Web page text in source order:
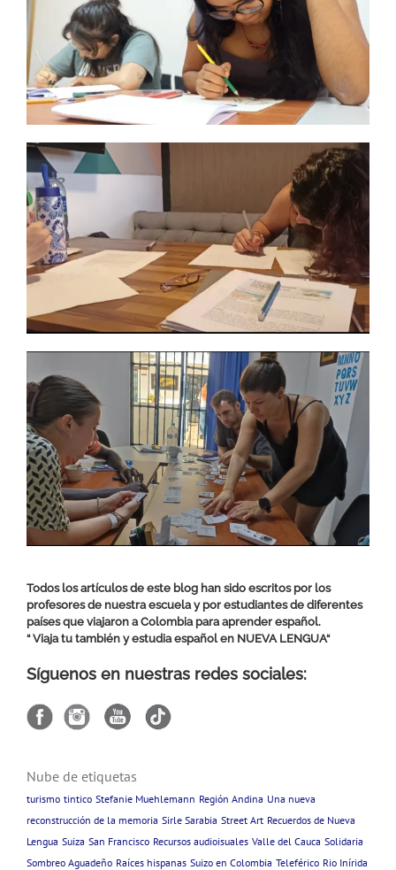
Todos los artículos de este blog han sido escritos por los
profesores de nuestra escuela y por estudiantes de diferentes
países que viajaron a Colombia para aprender español.
“ Viaja tu también y estudia español en NUEVA LENGUA“
Síguenos en nuestras redes sociales:
Nube de etiquetas
turismo tintico Stefanie Muehlemann Región Andina Una nueva
reconstrucción de la memoria Sirle Sarabia Street Art Recuerdos de Nueva
Lengua Suiza San Francisco Recursos audioisuales Valle del Cauca Solidaria
Sombreo Aguadeño Raíces hispanas Suizo en Colombia Teleférico Rio Inírida